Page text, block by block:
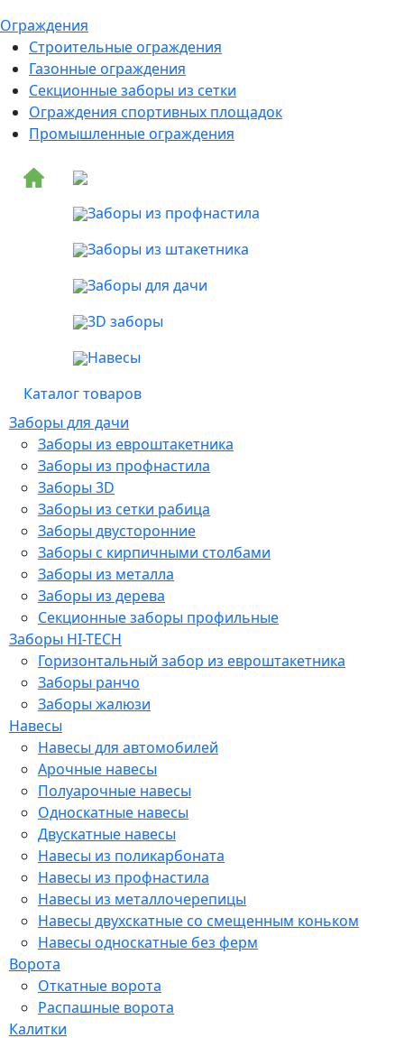
Ограждения
Строительные ограждения
Газонные ограждения
Секционные заборы из сетки
Ограждения спортивных площадок
Промышленные ограждения
Заборы из профнастила
Заборы из штакетника
Заборы для дачи
3D заборы
Навесы
Каталог товаров
Заборы для дачи
Заборы из евроштакетника
Заборы из профнастила
Заборы 3D
Заборы из сетки рабица
Заборы двусторонние
Заборы с кирпичными столбами
Заборы из металла
Заборы из дерева
Секционные заборы профильные
Заборы HI-TECH
Горизонтальный забор из евроштакетника
Заборы ранчо
Заборы жалюзи
Навесы
Навесы для автомобилей
Арочные навесы
Полуарочные навесы
Односкатные навесы
Двускатные навесы
Навесы из поликарбоната
Навесы из профнастила
Навесы из металлочерепицы
Навесы двухскатные со смещенным коньком
Навесы односкатные без ферм
Ворота
Откатные ворота
Распашные ворота
Калитки